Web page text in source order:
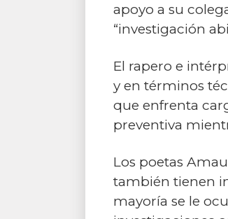
apoyo a su
“investigación
El rapero e
y en términos
que enfrenta
preventiva
Los poetas
también tienen
mayoría se le